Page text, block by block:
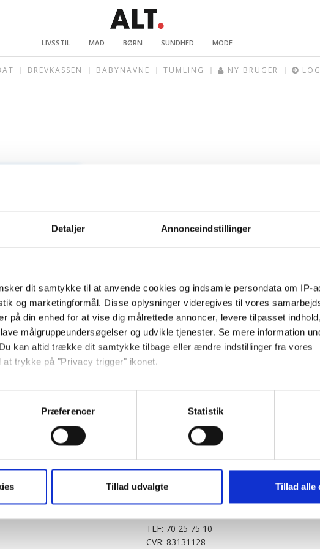
Detaljer Annonceindstillinger
dit samtykke til at anvende cookies og indsamle persondata om IP-
og marketingformål. Disse oplysninger videregives til vores
på din enhed for at vise dig målrettede annoncer, levere tilpasset
målgruppeundersøgelser og udvikle tjenester. Se mere information
kan altid trække dit samtykke tilbage eller ændre indstillinger fra vores
at trykke på "Privacy trigger" ikonet.
gerne:
om din placering, der kan være nøjagtig inden for få meter
baseret på en scanning af dens unikke karakteristika (fingerprinting)
må bruge egne cookies og cookies fra tredjeparter til at optimere dit
generere statistik og huske dine præferencer samt til brug for
tilbage. Du skal være opmærksom på, at vores hjemmeside muligvis
cookies eller tilbagetrækker et samtykke. Du kan læse mere om vores
Præferencer Statistik
Tillad udvalgte Tillad alle
LIVSSTIL MAD BØRN SUNDHED MODE
BREVKASSEN BABYNAVNE TUMLING NY BRUGER
KitchenOne.dk
Jollyroom.dk
Outnorth.dk
Klikk.no
Alt.dk
Realityportalen.dk
BABY.DK
Story House Egmont A/S
Strødamvej 46
TLF: 70 25 75 10
CVR: 83131128